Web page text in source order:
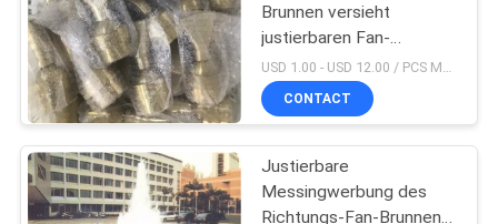
FORDERN
SIE
EIN
ZITATNebel-Wasser-Düse
24
Brunnen versieht
justierbaren Fan-
Brunnen-Jet der
Richtungs-35.2gpm mit
einer Düse
USD 1.00 - USD 12.00 / PCS MOQ:1 PCS
CONTACT
Justierbare
Messingwerbung des
Richtungs-Fan-Brunnen-